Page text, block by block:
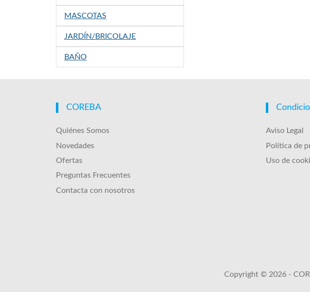
MASCOTAS
JARDÍN/BRICOLAJE
BAÑO
COREBA
Quiénes Somos
Novedades
Ofertas
Preguntas Frecuentes
Contacta con nosotros
Aviso Legal
Política de
Uso de
Copyright © 2026 -